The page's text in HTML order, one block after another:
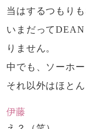
当はするつもり
いまだって
りません。
中でも、ソーホ
それ以外はほと
伊藤